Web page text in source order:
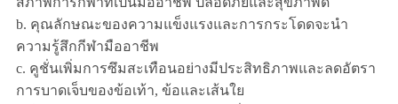
b. คุณลักษณะของความแข็งแรงและการกระโดดจะนํา
ความรู้สึกกีฬามืออาชีพ
c. คูชั่นเพิ่มการซึมสะเทือนอย่างมีประสิทธิภาพและลดอัตรา
การบาดเจ็บของข้อเท้า, ข้อและเส้นใย